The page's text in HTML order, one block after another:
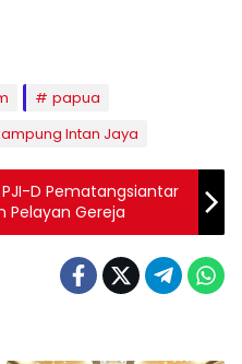
papua
Intan Jaya
Pelayan Gereja